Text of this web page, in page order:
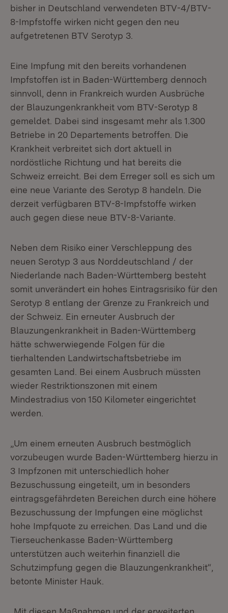
bisher in Deutschland verwendeten BTV-4/BTV-
8-Impfstoffe wirken nicht gegen den neu
aufgetretenen BTV Serotyp 3.
Eine Impfung mit den bereits vorhandenen
Impfstoffen ist in Baden-Württemberg dennoch
sinnvoll, denn in Frankreich wurden Ausbrüche
der Blauzungenkrankheit vom BTV-Serotyp 8
gemeldet. Dabei sind insgesamt mehr als 1.300
Betriebe in 20 Departements betroffen. Die
Krankheit verbreitet sich dort aktuell in
nordöstliche Richtung und hat bereits die
Schweiz erreicht. Bei dem Erreger soll es sich um
eine neue Variante des Serotyp 8 handeln. Die
derzeit verfügbaren BTV-8-Impfstoffe wirken
auch gegen diese neue BTV-8-Variante.
Neben dem Risiko einer Verschleppung des
neuen Serotyp 3 aus Norddeutschland / der
Niederlande nach Baden-Württemberg besteht
somit unverändert ein hohes Eintragsrisiko für den
Serotyp 8 entlang der Grenze zu Frankreich und
der Schweiz. Ein erneuter Ausbruch der
Blauzungenkrankheit in Baden-Württemberg
hätte schwerwiegende Folgen für die
tierhaltenden Landwirtschaftsbetriebe im
gesamten Land. Bei einem Ausbruch müssten
wieder Restriktionszonen mit einem
Mindestradius von 150 Kilometer eingerichtet
werden.
„Um einem erneuten Ausbruch bestmöglich
vorzubeugen wurde Baden-Württemberg hierzu in
3 Impfzonen mit unterschiedlich hoher
Bezuschussung eingeteilt, um in besonders
eintragsgefährdeten Bereichen durch eine höhere
Bezuschussung der Impfungen eine möglichst
hohe Impfquote zu erreichen. Das Land und die
Tierseuchenkasse Baden-Württemberg
unterstützen auch weiterhin finanziell die
Schutzimpfung gegen die Blauzungenkrankheit“,
betonte Minister Hauk.